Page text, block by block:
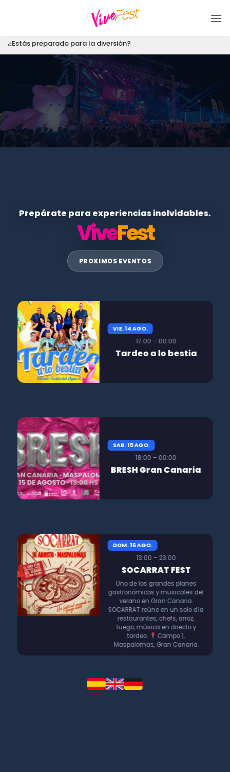
¿Estás preparado para la diversión?
Prepárate para experiencias inolvidables.
ViveFest
PROXIMOS EVENTOS
VIE. 14 AGO.
17:00 – 00:00
Tardeo a lo bestia
SAB. 15 AGO.
18:00 – 00:00
BRESH Gran Canaria
DOM. 16 AGO.
13:00 – 23:00
SOCARRAT FEST
Uno de los grandes planes
gastronómicos y musicales del
verano en Gran Canaria.
SOCARRAT reúne en un solo día
restaurantes, chefs, arroz,
fuego, música en directo y
tardeo.
Campo 1,
Maspalomas, Gran Canaria.